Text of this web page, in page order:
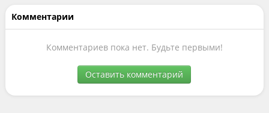
Комментарии
Комментариев пока нет. Будьте первыми!
Оставить комментарий